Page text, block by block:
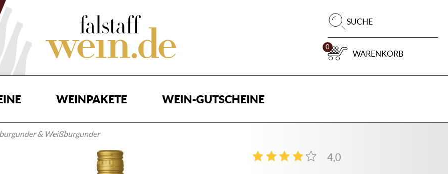
SUCHE
0
WARENKORB
WEINPAKETE WEIN-GUTSCHEINE
& Weißburgunder
4,0
3